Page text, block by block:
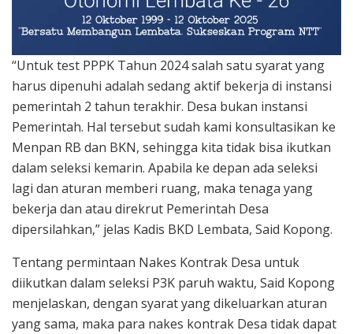
“Untuk test PPPK Tahun 2024 salah satu syarat yang
harus dipenuhi adalah sedang aktif bekerja di instansi
pemerintah 2 tahun terakhir. Desa bukan instansi
Pemerintah. Hal tersebut sudah kami konsultasikan ke
Menpan RB dan BKN, sehingga kita tidak bisa ikutkan
dalam seleksi kemarin. Apabila ke depan ada seleksi
lagi dan aturan memberi ruang, maka tenaga yang
bekerja dan atau direkrut Pemerintah Desa
dipersilahkan,” jelas Kadis BKD Lembata, Said Kopong.
Tentang permintaan Nakes Kontrak Desa untuk
diikutkan dalam seleksi P3K paruh waktu, Said Kopong
menjelaskan, dengan syarat yang dikeluarkan aturan
yang sama, maka para nakes kontrak Desa tidak dapat